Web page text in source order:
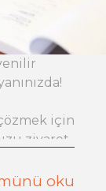
için
ziyaret
oku